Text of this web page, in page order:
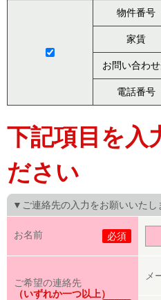
物件番号
家賃
お問い合わ
電話番号
下記項目を入
ださい
▼ご連絡先の入力をお願いいたし
お名前 必須
ご希望の連絡先
（いずれか一つ以上）
メ